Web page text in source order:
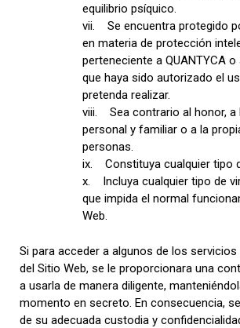
equilibrio psíquico.
vii. Se encuentra protegido
en materia de protección
perteneciente a QUANTYCA
que haya sido autorizado el
pretenda realizar.
viii. Sea contrario al honor, a
personal y familiar o a la
personas.
ix. Constituya cualquier tipo
x. Incluya cualquier tipo de
que impida el normal
Web.
Si para acceder a algunos de los
del Sitio Web, se le proporcionara una
a usarla de manera diligente,
momento en secreto. En consecuencia,
de su adecuada custodia y